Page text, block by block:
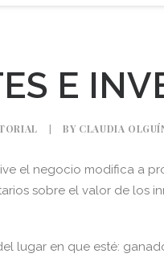
E
| BY CLAUDIA
el negocio modifica a
sobre el valor de los
lugar en que esté: